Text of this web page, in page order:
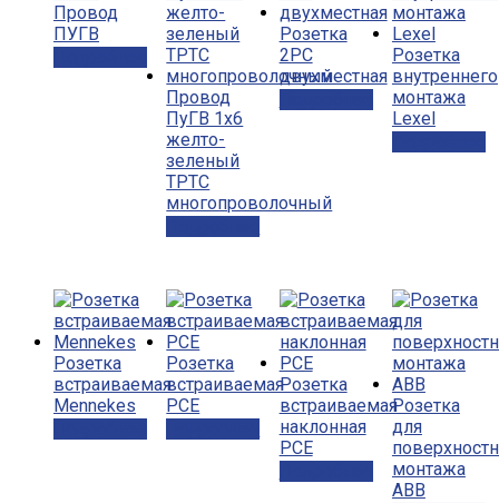
Провод
ПУГВ
Провод
ПуГВ 1х6
желто-
зеленый
ТРТС
многопроволочный
Розетка
2РС
двухместная
Розетка
внутреннего
монтажа
Lexel
Розетка
встраиваемая
Mennekes
Розетка
встраиваемая
PCE
Розетка
встраиваемая
наклонная
PCE
Розетка
для
монтажа
ABB